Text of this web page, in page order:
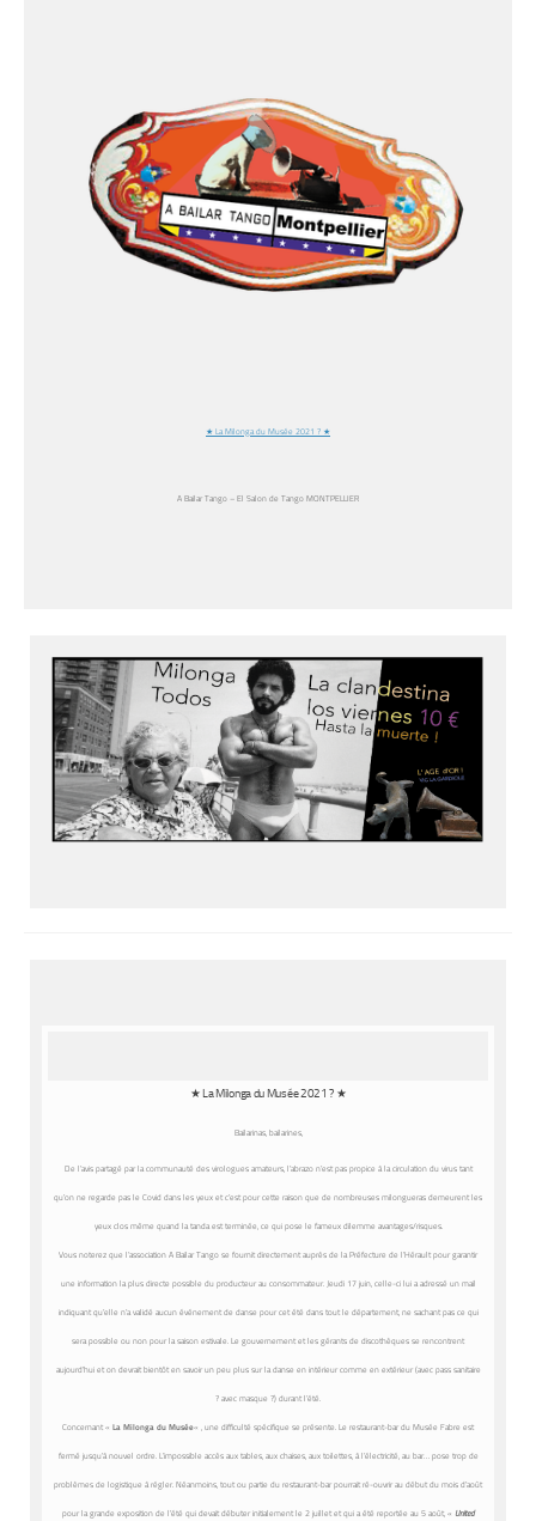
★ La Milonga du Musée 2021 ? ★
A Bailar Tango – El Salon de Tango MONTPELLIER
★ La Milonga du Musée 2021 ? ★
Bailarinas, bailarines,
De l’avis partagé par la communauté des virologues amateurs, l’abrazo n’est pas propice à la circulation du virus tant
qu’on ne regarde pas le Covid dans les yeux et c’est pour cette raison que de nombreuses milongueras demeurent les
yeux clos même quand la tanda est terminée, ce qui pose le fameux dilemme avantages/risques.
Vous noterez que l’association A Bailar Tango se fournit directement auprès de la Préfecture de l’Hérault pour garantir
une information la plus directe possible du producteur au consommateur. Jeudi 17 juin, celle-ci lui a adressé un mail
indiquant qu’elle n’a validé aucun événement de danse pour cet été dans tout le département, ne sachant pas ce qui
sera possible ou non pour la saison estivale. Le gouvernement et les gérants de discothèques se rencontrent
aujourd’hui et on devrait bientôt en savoir un peu plus sur la danse en intérieur comme en extérieur (avec pass sanitaire
? avec masque ?) durant l’été.
Concernant « La Milonga du Musée« , une difficulté spécifique se présente. Le restaurant-bar du Musée Fabre est
fermé jusqu’à nouvel ordre. L’impossible accès aux tables, aux chaises, aux toilettes, à l’électricité, au bar… pose trop de
problèmes de logistique à régler. Néanmoins, tout ou partie du restaurant-bar pourrait ré-ouvrir au début du mois d’août
pour la grande exposition de l’été qui devait débuter initialement le 2 juillet et qui a été reportée au 5 août, « United